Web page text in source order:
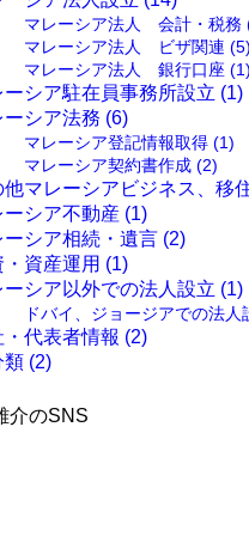
マレーシア法人 会計・税務
マレーシア法人 ビザ関連 (5)
マレーシア法人 銀行口座 (1)
ーシア駐在員事務所設立 (1)
ーシア法務 (6)
マレーシア登記情報取得 (1)
マレーシア契約書作成 (2)
他マレーシアビジネス、移
ーシア不動産 (1)
ーシア相続・遺言 (2)
資産運用 (1)
ーシア以外での法人設立 (1)
ドバイ、ジョージアでの法人
・代表者情報 (2)
類 (2)
介のSNS